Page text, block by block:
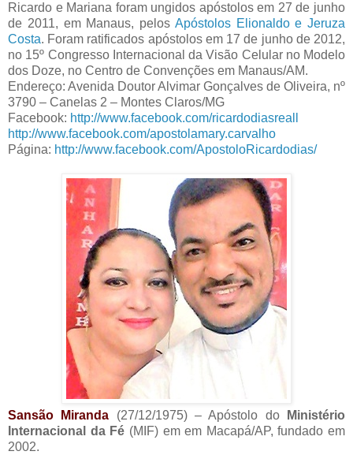
Ricardo e Mariana foram ungidos apóstolos em 27 de junho
de 2011, em Manaus, pelos Apóstolos Elionaldo e Jeruza
Costa. Foram ratificados apóstolos em 17 de junho de 2012,
no 15º Congresso Internacional da Visão Celular no Modelo
dos Doze, no Centro de Convenções em Manaus/AM.
Endereço: Avenida Doutor Alvimar Gonçalves de Oliveira, nº
3790 – Canelas 2 – Montes Claros/MG
Facebook: http://www.facebook.com/ricardodiasreall
http://www.facebook.com/apostolamary.carvalho
Página: http://www.facebook.com/ApostoloRicardodias/
Sansão Miranda (27/12/1975) – Apóstolo do
Ministério
Internacional da Fé (MIF) em em Macapá/AP, fundado em
2002.